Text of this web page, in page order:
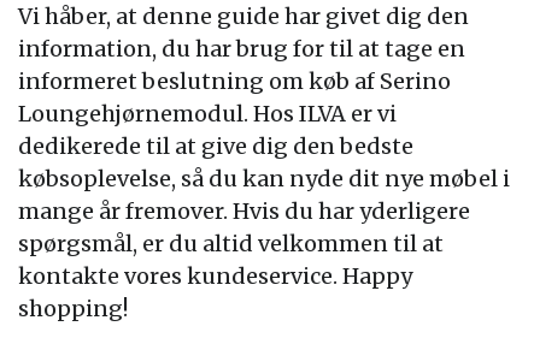
Vi håber, at denne guide har givet dig den
information, du har brug for til at tage en
informeret beslutning om køb af Serino
Loungehjørnemodul. Hos ILVA er vi
dedikerede til at give dig den bedste
købsoplevelse, så du kan nyde dit nye møbel i
mange år fremover. Hvis du har yderligere
spørgsmål, er du altid velkommen til at
kontakte vores kundeservice. Happy
shopping!